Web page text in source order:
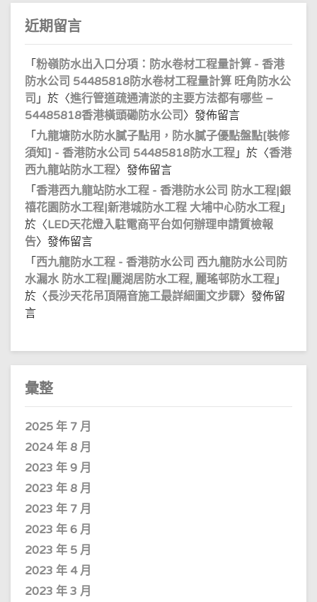
近期留言
「 粉嶺防水出入口分項：防水卷材工程量計算 - 香港
防水公司 54485818防水卷材工程量計算 旺角防水公
司 」於〈進行管道疏通清淤的主要方法都有哪些 –
54485818香港橫頭磡防水公司 〉發佈留言
「 九龍塘防水防水膩子點用，防水膩子優點盤點[裝修
須知] - 香港防水公司 54485818防水工程 」於〈香港
西九龍站防水工程〉發佈留言
「 香港西九龍站防水工程 - 香港防水公司 防水工程|銀
禧花園防水工程|新港城防水工程 大埔中心防水工程 」
於〈LED天花燈入駐電商平台如何辦理申請質檢報
告〉發佈留言
「 西九龍防水工程 - 香港防水公司 西九龍防水公司防
水漏水 防水工程|麗湖居防水工程, 麗瑤邨防水工程 」
於〈長沙天花吊頂隔音施工最詳細圖文步驟〉發佈留
言
彙整
2025 年 7 月
2024 年 8 月
2023 年 9 月
2023 年 8 月
2023 年 7 月
2023 年 6 月
2023 年 5 月
2023 年 4 月
2023 年 3 月